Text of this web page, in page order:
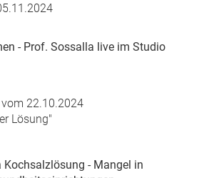
22.10.2024
Lösung"